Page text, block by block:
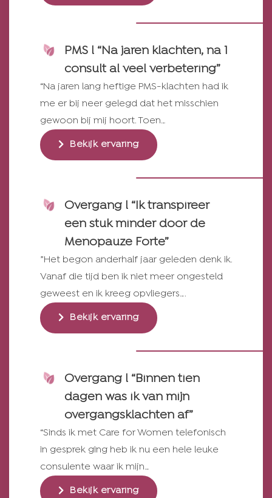
PMS l “Na jaren klachten, na 1
consult al veel verbetering”
“Na jaren lang heftige PMS-klachten had ik
me er bij neer gelegd dat het misschien
gewoon bij mij hoort. Toen…
Bekijk ervaring
Overgang l “Ik transpireer
een stuk minder door de
Menopauze Forte”
”Het begon anderhalf jaar geleden denk ik.
Vanaf die tijd ben ik niet meer ongesteld
geweest en ik kreeg opvliegers….
Bekijk ervaring
Overgang l “Binnen tien
dagen was ik van mijn
overgangsklachten af”
“Sinds ik met Care for Women telefonisch
in gesprek ging heb ik nu een hele leuke
consulente waar ik mijn…
Bekijk ervaring